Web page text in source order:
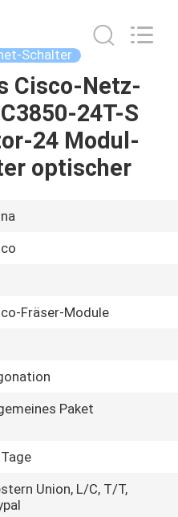
Schalter
Cisco-Netz-
24T-S
24 Modul-
optischer
Fräser-Module
Paket
Union, L/C, T/T,